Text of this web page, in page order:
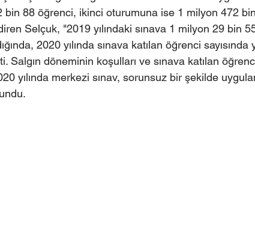
bin 88 öğrenci, ikinci oturumuna ise 1 milyon 472
Selçuk, "2019 yılındaki sınava 1 milyon 29 bin
2020 yılında sınava katılan öğrenci
Salgın döneminin koşulları ve sınava katılan
yılında merkezi sınav, sorunsuz bir şekilde